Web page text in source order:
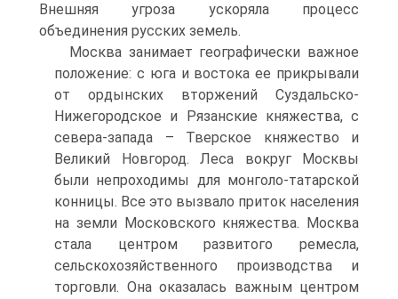
Внешняя угроза ускоряла процесс
объединения русских земель.
Москва занимает географически важное
положение: с юга и востока ее прикрывали
от ордынских вторжений Суздальско-
Нижегородское и Рязанские княжества, с
севера-запада – Тверское княжество и
Великий Новгород. Леса вокруг Москвы
были непроходимы для монголо-татарской
конницы. Все это вызвало приток населения
на земли Московского княжества. Москва
стала центром развитого ремесла,
сельскохозяйственного производства и
торговли. Она оказалась важным центром